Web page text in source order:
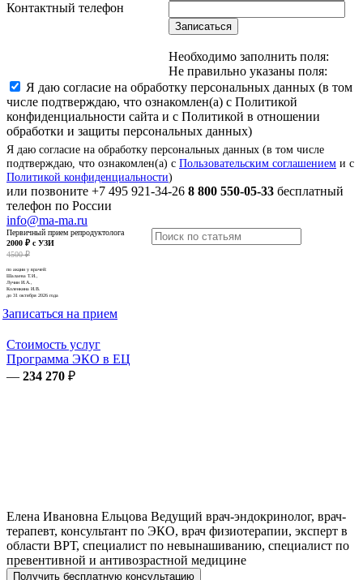
Контактный телефон
Записаться
Необходимо заполнить поля:
Не правильно указаны поля:
Я даю согласие на обработку персональных данных (в том
числе подтверждаю, что ознакомлен(а) с Политикой
конфиденциальности сайта и с Политикой в отношении
обработки и защиты персональных данных)
Я даю согласие на обработку персональных данных (в том числе
подтверждаю, что ознакомлен(а) с Пользовательским соглашением и с
Политикой конфиденциальности)
или позвоните +7 495 921-34-26 8 800 550-05-33 бесплатный
телефон по России
info@ma-ma.ru
Первичный прием репродуктолога
2000 ₽ с УЗИ
4500 ₽
по акции у врачей:
Шалаева Т.И.,
Лучин И.А.,
Коленкина И.В.
до 31 октября 2026 года
Записаться на прием
Стоимость услуг
Программа ЭКО в ЕЦ
— 234 270 ₽
Елена Ивановна Ельцова Ведущий врач-эндокринолог, врач-
терапевт, консультант по ЭКО, врач физиотерапии, эксперт в
области ВРТ, специалист по невынашиванию, специалист по
превентивной и антивозрастной медицине
Получить бесплатную консультацию